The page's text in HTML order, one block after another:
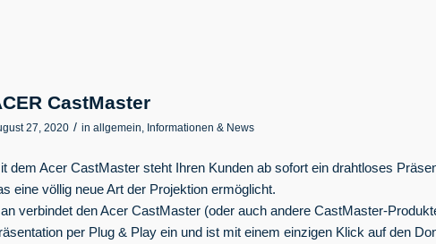
CastMaster
27, 2020 / in allgemein, Informationen & News
dem Acer CastMaster steht Ihren Kunden ab sofort ein drahtloses
eine völlig neue Art der Projektion ermöglicht.
verbindet den Acer CastMaster (oder auch andere CastMaster-
per Plug & Play ein und ist mit einem einzigen Klick auf den